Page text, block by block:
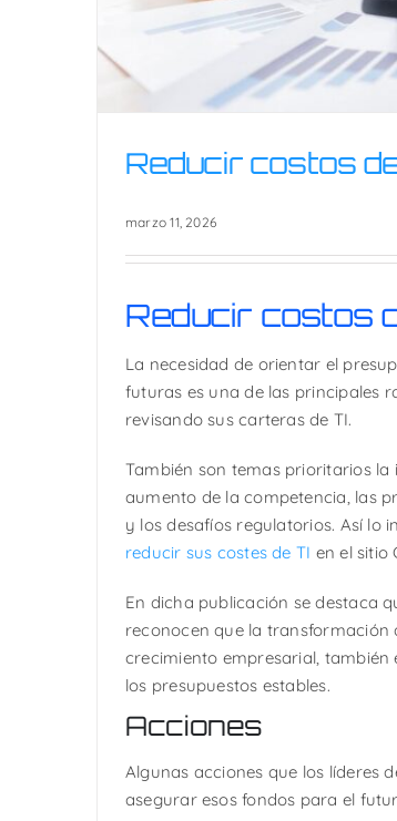
Reducir
Reducir costos
marzo 11, 2026
Reducir costos
La necesidad de orientar el
futuras es una de las principales
revisando sus carteras de TI.
También son temas prioritarios
aumento de la competencia, las
y los desafíos regulatorios. Así lo
reducir sus costes de TI en el sitio
En dicha publicación se destaca
reconocen que la transformación
crecimiento empresarial,
los presupuestos estables.
Acciones
Algunas acciones que los líderes
asegurar esos fondos para el